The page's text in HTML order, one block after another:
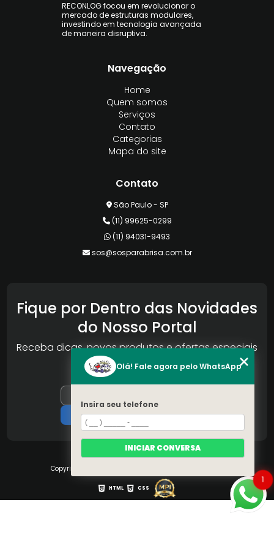
RECONLOG focou em revolucionar o
mercado de estruturas modulares,
investindo em tecnologia avançada
de maneira disruptiva.
Navegação
Home
Quem somos
Serviços
Contato
Categorias
Mapa do site
Contato
São Paulo - SP
(11) 99625-0299
(11) 94031-9493
sos@sosparabrisa.com.br
Fique por Dentro das Novidades
do Nosso Portal
Receba dicas, novos produtos e ofertas especiais
da Reconlog
Copyright © S.O.S Pára-brisa. (Lei 9610 de 19/02/1998)
HTML CSS
1
Olá! Fale agora pelo WhatsApp
Insira seu telefone
INICIAR CONVERSA